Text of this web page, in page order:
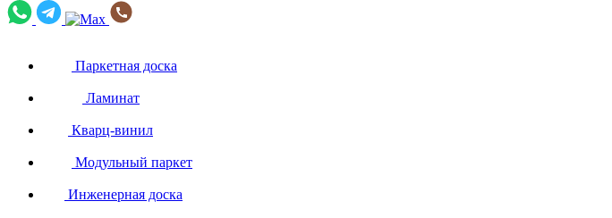
Паркетная доска
Ламинат
Кварц-винил
Модульный паркет
Инженерная доска